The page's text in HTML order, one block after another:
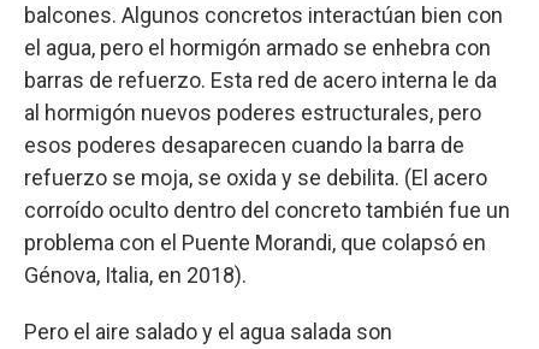
balcones. Algunos concretos interactúan bien con
el agua, pero el hormigón armado se enhebra con
barras de refuerzo. Esta red de acero interna le da
al hormigón nuevos poderes estructurales, pero
esos poderes desaparecen cuando la barra de
refuerzo se moja, se oxida y se debilita. (El acero
corroído oculto dentro del concreto también fue un
problema con el Puente Morandi, que colapsó en
Génova, Italia, en 2018).
Pero el aire salado y el agua salada son